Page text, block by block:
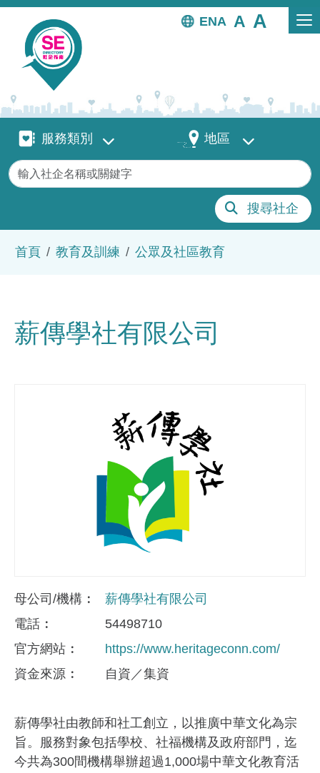
移至主內容
EN
服務類別服務類別 地區 地區
關鍵字
搜尋社企
首頁 教育及訓練 公眾及社區教育
薪傳學社有限公司
母公司/機構
薪傳學社有限公司
電話
54498710
官方網站
https://www.heritageconn.com/
資金來​源
自資／集資
薪傳學社由教師和社工創立，以推廣中華文化為宗
旨。服務對象包括學校、社福機構及政府部門，迄
今共為300間機構舉辦超過1,000場中華文化教育活